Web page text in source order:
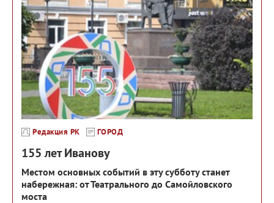
Редакция РК ГОРОД
155 лет Иванову
Местом основных событий в эту субботу станет
набережная: от Театрального до Самойловского
моста